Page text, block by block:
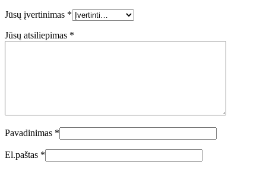
Jūsų įvertinimas *
Jūsų atsiliepimas *
Pavadinimas *
El.paštas *